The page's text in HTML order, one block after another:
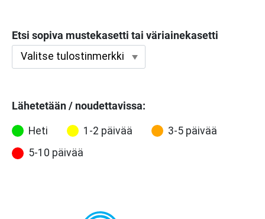
Etsi sopiva mustekasetti tai väriainekasetti
Lähetetään / noudettavissa:
Heti 1-2 päivää
3-5 päivää
5-10 päivää